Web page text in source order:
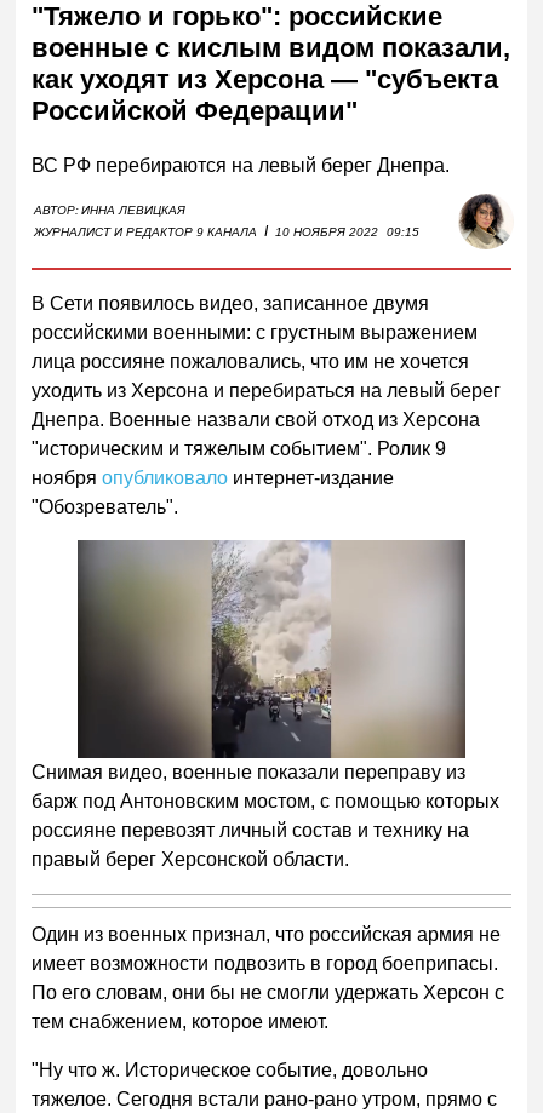
"Тяжело и горько": российские
военные с кислым видом показали,
как уходят из Херсона — "субъекта
Российской Федерации"
ВС РФ перебираются на левый берег Днепра.
АВТОР:ИННА ЛЕВИЦКАЯ
ЖУРНАЛИСТ И РЕДАКТОР 9 КАНАЛА
I 10 НОЯБРЯ 2022 09:15
В Сети появилось видео, записанное двумя
российскими военными: с грустным выражением
лица россияне пожаловались, что им не хочется
уходить из Херсона и перебираться на левый берег
Днепра. Военные назвали свой отход из Херсона
"историческим и тяжелым событием". Ролик 9
ноябряопубликовало интернет-издание
"Обозреватель".
Снимая видео, военные показали переправу из
барж под Антоновским мостом, с помощью которых
россияне перевозят личный состав и технику на
правый берег Херсонской области.
Один из военных признал, что российская армия не
имеет возможности подвозить в город боеприпасы.
По его словам, они бы не смогли удержать Херсон с
тем снабжением, которое имеют.
"Ну что ж. Историческое событие, довольно
тяжелое. Сегодня встали рано-рано утром, прямо с